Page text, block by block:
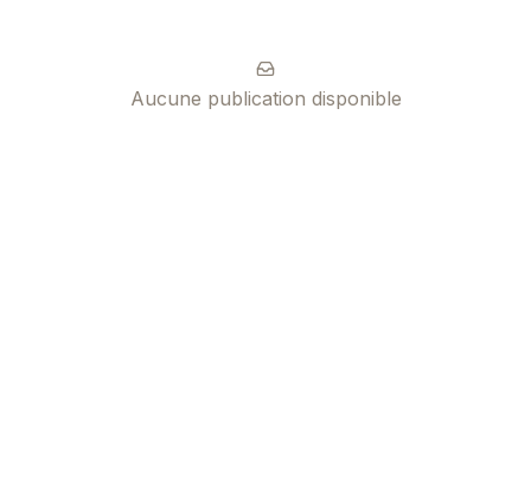
Aucune publication disponible